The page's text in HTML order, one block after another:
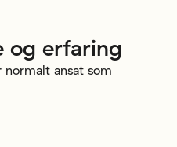
og erfaring
ansat som